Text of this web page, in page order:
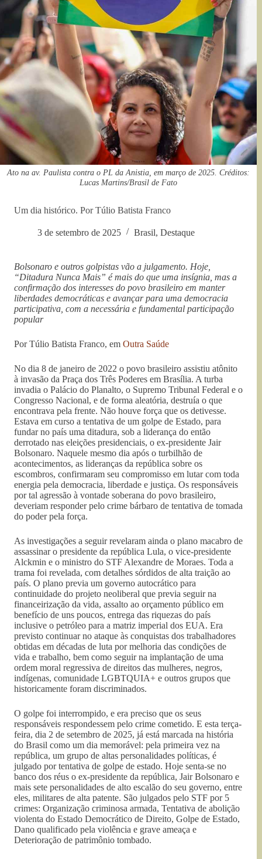
Ato na av. Paulista contra o PL da Anistia, em março de 2025. Créditos:
Lucas Martins/Brasil de Fato
Um dia histórico. Por Túlio Batista Franco
3 de setembro de 2025 Brasil, Destaque
Bolsonaro e outros golpistas vão a julgamento. Hoje,
“Ditadura Nunca Mais” é mais do que uma insígnia, mas a
confirmação dos interesses do povo brasileiro em manter
liberdades democráticas e avançar para uma democracia
participativa, com a necessária e fundamental participação
popular
Por Túlio Batista Franco, em Outra Saúde
No dia 8 de janeiro de 2022 o povo brasileiro assistiu atônito
à invasão da Praça dos Três Poderes em Brasília. A turba
invadia o Palácio do Planalto, o Supremo Tribunal Federal e o
Congresso Nacional, e de forma aleatória, destruía o que
encontrava pela frente. Não houve força que os detivesse.
Estava em curso a tentativa de um golpe de Estado, para
fundar no país uma ditadura, sob a liderança do então
derrotado nas eleições presidenciais, o ex-presidente Jair
Bolsonaro. Naquele mesmo dia após o turbilhão de
acontecimentos, as lideranças da república sobre os
escombros, confirmaram seu compromisso em lutar com toda
energia pela democracia, liberdade e justiça. Os responsáveis
por tal agressão à vontade soberana do povo brasileiro,
deveriam responder pelo crime bárbaro de tentativa de tomada
do poder pela força.
As investigações a seguir revelaram ainda o plano macabro de
assassinar o presidente da república Lula, o vice-presidente
Alckmin e o ministro do STF Alexandre de Moraes. Toda a
trama foi revelada, com detalhes sórdidos de alta traição ao
país. O plano previa um governo autocrático para
continuidade do projeto neoliberal que previa seguir na
financeirização da vida, assalto ao orçamento público em
benefício de uns poucos, entrega das riquezas do país
inclusive o petróleo para a matriz imperial dos EUA. Era
previsto continuar no ataque às conquistas dos trabalhadores
obtidas em décadas de luta por melhoria das condições de
vida e trabalho, bem como seguir na implantação de uma
ordem moral regressiva de direitos das mulheres, negros,
indígenas, comunidade LGBTQUIA+ e outros grupos que
historicamente foram discriminados.
O golpe foi interrompido, e era preciso que os seus
responsáveis respondessem pelo crime cometido. E esta terça-
feira, dia 2 de setembro de 2025, já está marcada na história
do Brasil como um dia memorável: pela primeira vez na
república, um grupo de altas personalidades políticas, é
julgado por tentativa de golpe de estado. Hoje senta-se no
banco dos réus o ex-presidente da república, Jair Bolsonaro e
mais sete personalidades de alto escalão do seu governo, entre
eles, militares de alta patente. São julgados pelo STF por 5
crimes: Organização criminosa armada, Tentativa de abolição
violenta do Estado Democrático de Direito, Golpe de Estado,
Dano qualificado pela violência e grave ameaça e
Deterioração de patrimônio tombado.